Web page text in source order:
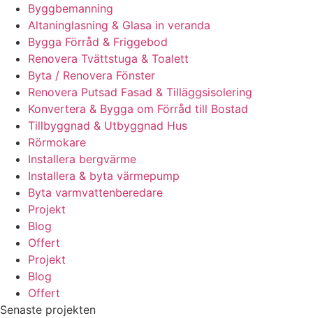
Byggbemanning
Altaninglasning & Glasa in veranda
Bygga Förråd & Friggebod
Renovera Tvättstuga & Toalett
Byta / Renovera Fönster
Renovera Putsad Fasad & Tilläggsisolering
Konvertera & Bygga om Förråd till Bostad
Tillbyggnad & Utbyggnad Hus
Rörmokare
Installera bergvärme
Installera & byta värmepump
Byta varmvattenberedare
Projekt
Blog
Offert
Projekt
Blog
Offert
Senaste projekten